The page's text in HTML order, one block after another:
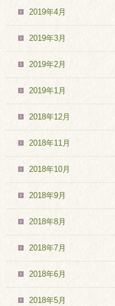
2019年4月
2019年3月
2019年2月
2019年1月
2018年12月
2018年11月
2018年10月
2018年9月
2018年8月
2018年7月
2018年6月
2018年5月